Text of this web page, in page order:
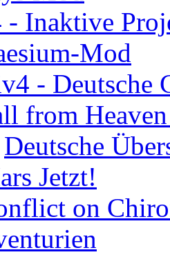
- Inaktive
Mod
- Deutsche
from
Deutsche
Jetzt!
on